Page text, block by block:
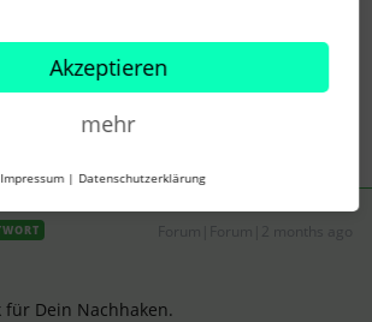
dies
Dein Nachhaken.
Akzeptieren
mehr
Impressum | Datenschutzerklärung